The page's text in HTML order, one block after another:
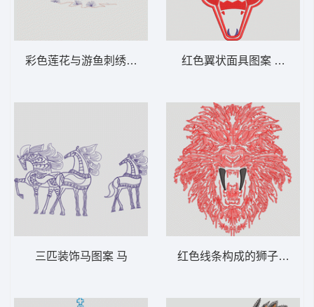
彩色莲花与游鱼刺绣图案 鱼 荷花
三匹装饰马图案 马
红色翼状面具图案 豹头 翅
红色线条构成的狮子头像